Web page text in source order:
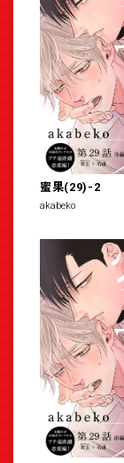
蜜果(29)-2
akabeko